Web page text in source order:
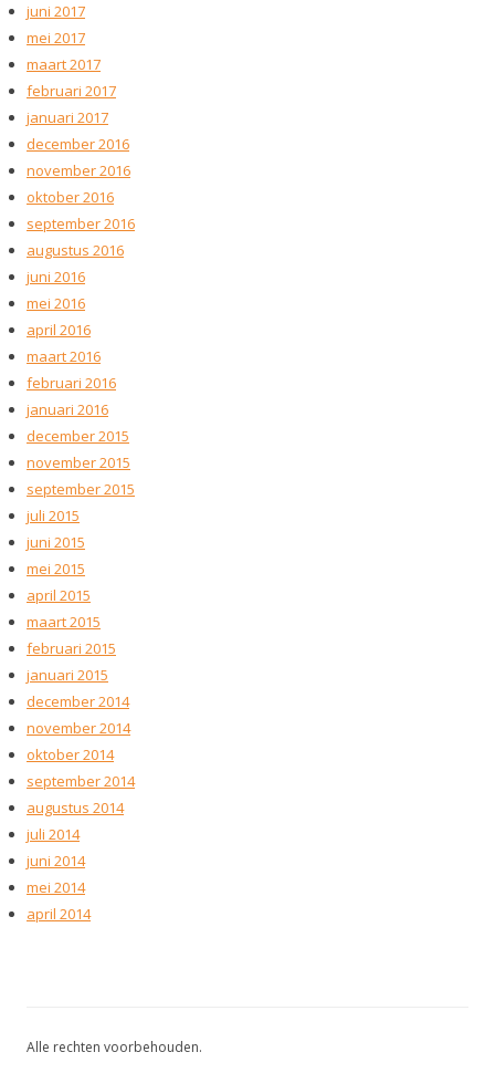
juni 2017
mei 2017
maart 2017
februari 2017
januari 2017
december 2016
november 2016
oktober 2016
september 2016
augustus 2016
juni 2016
mei 2016
april 2016
maart 2016
februari 2016
januari 2016
december 2015
november 2015
september 2015
juli 2015
juni 2015
mei 2015
april 2015
maart 2015
februari 2015
januari 2015
december 2014
november 2014
oktober 2014
september 2014
augustus 2014
juli 2014
juni 2014
mei 2014
april 2014
Alle rechten voorbehouden.